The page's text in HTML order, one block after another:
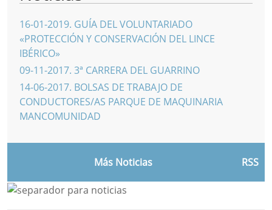
16-01-2019. GUÍA DEL VOLUNTARIADO
«PROTECCIÓN Y CONSERVACIÓN DEL LINCE
IBÉRICO»
09-11-2017. 3ª CARRERA DEL GUARRINO
14-06-2017. BOLSAS DE TRABAJO DE
CONDUCTORES/AS PARQUE DE MAQUINARIA
MANCOMUNIDAD
Más Noticias RSS